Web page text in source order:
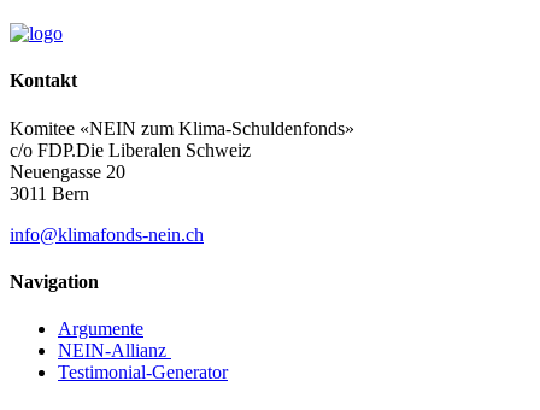
Kontakt
Komitee «NEIN zum Klima-Schuldenfonds»
c/o FDP.Die Liberalen Schweiz
Neuengasse 20
3011 Bern
info@klimafonds-nein.ch
Navigation
Argumente
NEIN-Allianz
Testimonial-Generator